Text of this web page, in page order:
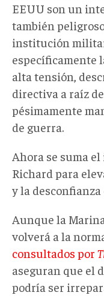
EEUU son un
también
institución
específicamente
alta tensión,
directiva a raíz
pésimamente
de guerra.
Ahora se suma
Richard para
y la
Aunque la
volverá a la
consultados por
aseguran que el
podría ser